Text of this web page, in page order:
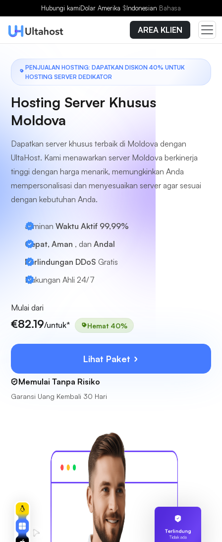
Hubungi kamiDolar Amerika $Indonesian Bahasa
AREA KLIEN
PENJUALAN HOSTING: DAPATKAN DISKON 40% UNTUK
HOSTING SERVER DEDIKATOR
Hosting Server Khusus
Moldova
Dapatkan server khusus terbaik di Moldova dengan
UltaHost. Kami menawarkan server Moldova berkinerja
tinggi dengan harga menarik, memungkinkan Anda
mempersonalisasi dan menyesuaikan server agar sesuai
dengan kebutuhan Anda.
Jaminan Waktu Aktif 99,99%
Cepat, Aman , dan Andal
Perlindungan DDoS Gratis
Dukungan Ahli 24/7
Mulai dari
€82.19/untuk* Hemat 40%
Lihat Paket
Memulai Tanpa Risiko
Garansi Uang Kembali 30 Hari
Terlindung
Tidak ada